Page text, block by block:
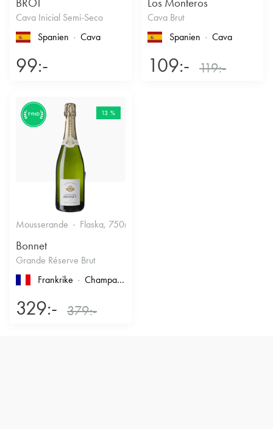
Cava Inicial Semi-Seco
Spanien
Cava
99:-
Cava Brut
Spanien
Cava
109:- 119:-
FYND 13 %
Mousserande Flaska, 750ml
Bonnet
Grande Réserve Brut
Frankrike
Champagne
329:- 379:-